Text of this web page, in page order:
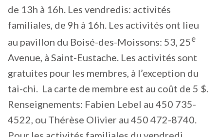
de 13h à 16h. Les vendredis: activités
familiales, de 9h à 16h. Les activités ont lieu
au pavillon du Boisé-des-Moissons: 53, 25e
Avenue, à Saint-Eustache. Les activités sont
gratuites pour les membres, à l’exception du
tai-chi. La carte de membre est au coût de 5 $.
Renseignements: Fabien Lebel au 450 735-
4522, ou Thérèse Olivier au 450 472-8740.